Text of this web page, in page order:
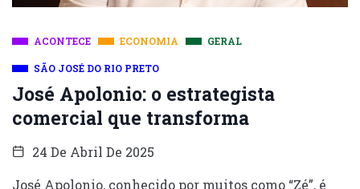
ACONTECE ECONOMIA GERAL
SÃO JOSÉ DO RIO PRETO
José Apolonio: o estrategista
comercial que transforma
24 De Abril De 2025
José Apolonio, conhecido por muitos como “Zé”, é